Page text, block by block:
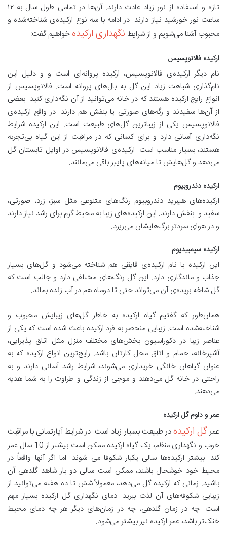
تازه و استفاده از نور زیاد عادت دارند. آن‌ها در تمامی طول سال به ۱۲
ساعت نور خورشید نیاز دارند. در ادامه با سه نوع ارکیده‌ی شناخته‌شده و
محبوب آشنا می‌شویم و از شرایط نگهداری ارکیدهخواهیم گفت:‌
ارکیده‌ فالانوپسیس
نام دیگر ارکیده‌ی فالانوپسیس،‌ ارکیده پروانه‌ای است و و دلیل این
نام‌گذاری شباهت زیاد این گل به بال‌های پروانه است. فالانوپسیس از
انواع رایج ارکیده هستند که در خانه می‌توانید از آن نگه‌داری کنید. بعضی
از آن‌ها سفیدند و رگه‌های صورتی یا بنفش هم دارند. در واقع ارکیده‌ی
فالانوپسیس یکی از زیباترین گل‌های طبیعت است. این ارکیده‌ شرایط
نگه‌داری آسانی دارد و برای کسانی که در مراقبت از این گیاه بی‌تجربه
هستند، بسیار مناسب است. ارکیده‌ی فالانوپسیس در اوایل تابستان گل
می‌دهد و گل‌هایش تا میانه‌های پاییز باقی می‌مانند.
ارکیده‌ دندروبیوم
ارکیده‌های هیبرید دندروبیوم رنگ‌های متنوعی مثل سبز، زرد، صورتی،
سفید و بنفش دارند. این ارکیده‌های زیبا به محیط گرم برای رشد نیاز دارند
و در هوای سردتر برگ‌هایشان می‌ریزد.
ارکیده سیمبیدیوم
این ارکیده با نام ارکیده‌ی قایقی هم شناخته می‌شود و گل‌های بسیار
جذاب و ماندگاری دارد. این گل رنگ‌های مختلفی دارد و جالب است که
گل شاخه‌ بریده‌ی آن می‌تواند حتی تا دوماه هم در آب زنده بماند.
همان‌طور که گفتیم گیاه ارکیده به خاطر گل‌های زیبایش محبوب و
شناخته‌شده است. زیبایی منحصر به فرد ارکیده باعث شده است که یکی از
عناصر زیبا در دکوراسیون بخش‌های مختلف منزل مثل اتاق پذیرایی،
آشپزخانه، حمام و اتاق محل کارتان باشد. رایج‌ترین انواع ارکیده که به
عنوان گیاهان خانگی خریداری می‌شوند،‌ شرایط رشد آسانی دارند و به
راحتی در خانه گل می‌دهند و موجی از زندگی و طراوت را به شما هدیه
می‌دهند.
عمر و داوم گل ارکیده
عمرگل ارکیدهدر طبیعت بسیار زیاد است. در شرایط آپارتمانی با مراقبت
خوب و نگهداری منظم، یک گیاه ارکیده ممکن است بیشتر از 10 سال عمر
کند. بیشتر ارکیده‌ها سالی یکبار شکوفا می شوند. اما اگر آنها واقعاً در
محیط خود خوشحال باشند، ممکن است سالی دو بار شاهد گلدهی آن
باشید. زمانی که ارکیده گل می‌دهد، معمولاً شش تا ده هفته می‌توانید از
زیبایی شکوفه‌های آن لذت ببرید. دمای نگهداری گل ارکیده بسیار مهم
است. چه در زمان گلدهی، چه در زمان‌های دیگر هر چه دمای محیط
خنک‌تر باشد، عمر ارکیده نیز بیشتر می‌شود.